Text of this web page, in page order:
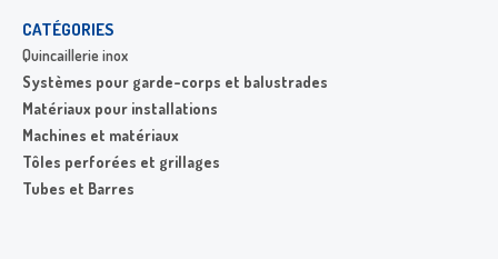
CATÉGORIES
Quincaillerie inox
Systèmes pour garde-corps et balustrades
Matériaux pour installations
Machines et matériaux
Tôles perforées et grillages
Tubes et Barres